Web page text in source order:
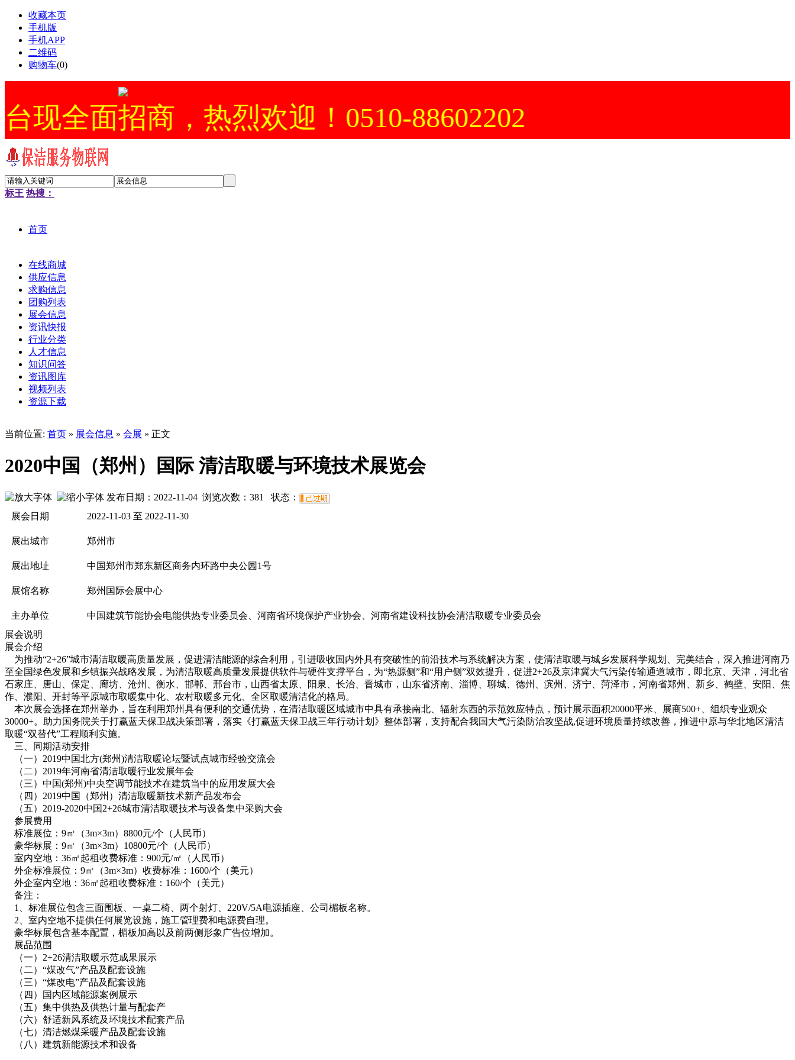
收藏本页
手机版
手机APP
二维码
购物车(0)
面招商，热烈欢迎！0510-88602202
标王 热搜：
首页
在线商城
供应信息
求购信息
团购列表
展会信息
资讯快报
行业分类
人才信息
知识问答
资讯图库
视频列表
资源下载
当前位置: 首页 » 展会信息 » 会展 » 正文
2020中国（郑州）国际 清洁取暖与环境技术展览会
发布日期：2022-11-04 浏览次数： 381
状态：
展会日期
2022-11-03 至 2022-11-30
展出城市 郑州市
展出地址 中国郑州市郑东新区商务内环路中央公园1号
展馆名称 郑州国际会展中心
主办单位
中国建筑节能协会电能供热专业委员会、河南省环境保护产业协会、河南省建设科技协会清洁取暖专业委员会
展会说明
展会介绍
为推动“2+26”城市清洁取暖高质量发展，促进清洁能源的综合利用，引进吸收国内外具有突破性的前沿技术与系统解决方案，使清洁取暖与城乡发展科学规划、完美结合，深入推进河南乃
至全国绿色发展和乡镇振兴战略发展，为清洁取暖高质量发展提供软件与硬件支撑平台，为“热源侧”和“用户侧”双效提升，促进2+26及京津冀大气污染传输通道城市，即北京、天津，河北省
石家庄、唐山、保定、廊坊、沧州、衡水、邯郸、邢台市，山西省太原、阳泉、长治、晋城市，山东省济南、淄博、聊城、德州、滨州、济宁、菏泽市，河南省郑州、新乡、鹤壁、安阳、焦
作、濮阳、开封等平原城市取暖集中化、农村取暖多元化、全区取暖清洁化的格局。
本次展会选择在郑州举办，旨在利用郑州具有便利的交通优势，在清洁取暖区域城市中具有承接南北、辐射东西的示范效应特点，预计展示面积20000平米、展商500+、组织专业观众
30000+。助力国务院关于打赢蓝天保卫战决策部署，落实《打赢蓝天保卫战三年行动计划》整体部署，支持配合我国大气污染防治攻坚战,促进环境质量持续改善，推进中原与华北地区清洁
取暖“双替代”工程顺利实施。
三、同期活动安排
（一）2019中国北方(郑州)清洁取暖论坛暨试点城市经验交流会
（二）2019年河南省清洁取暖行业发展年会
（三）中国(郑州)中央空调节能技术在建筑当中的应用发展大会
（四）2019中国（郑州）清洁取暖新技术新产品发布会
（五）2019-2020中国2+26城市清洁取暖技术与设备集中采购大会
参展费用
标准展位：9㎡（3m×3m）8800元/个（人民币）
豪华标展：9㎡（3m×3m）10800元/个（人民币）
室内空地：36㎡起租收费标准：900元/㎡（人民币）
外企标准展位：9㎡（3m×3m）收费标准：1600/个（美元）
外企室内空地：36㎡起租收费标准：160/个（美元）
备注：
1、标准展位包含三面围板、一桌二椅、两个射灯、220V/5A电源插座、公司楣板名称。
2、室内空地不提供任何展览设施，施工管理费和电源费自理。
豪华标展包含基本配置，楣板加高以及前两侧形象广告位增加。
展品范围
（一）2+26清洁取暖示范成果展示
（二）“煤改气”产品及配套设施
（三）“煤改电”产品及配套设施
（四）国内区域能源案例展示
（五）集中供热及供热计量与配套产
（六）舒适新风系统及环境技术配套产品
（七）清洁燃煤采暖产品及配套设施
（八）建筑新能源技术和设备